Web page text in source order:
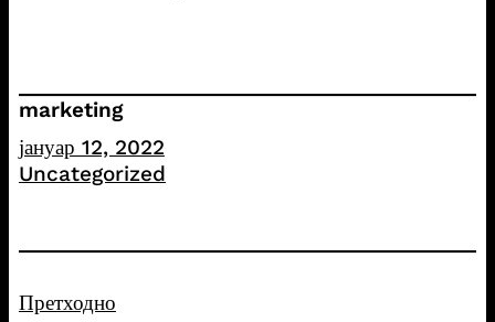
marketing
јануар 12, 2022
Uncategorized
Претходно